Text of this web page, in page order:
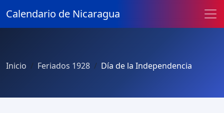
Calendario de Nicaragua
Inicio Feriados 1928 Día de la Independencia